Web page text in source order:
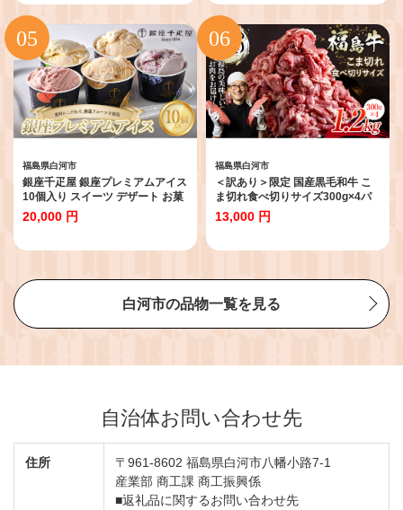
福島県白河市
銀座千疋屋 銀座プレミアムアイス
10個入り スイーツ デザート お菓
子 おかし 詰め合わせ セット 贈答
品 贈り物 ギフト プレゼント ごほ
20,000 円
福島県白河市
＜訳あり＞限定 国産黒毛和牛 こ
ま切れ食べ切りサイズ300g×4パ
ック 合計1.2kg 小間切れ 牛肉 小
分け お肉 F23R-551
13,000 円
白河市の品物一覧を見る
自治体お問い合わせ先
住所
〒961-8602 福島県白河市八幡小路7-1
産業部 商工課 商工振興係
■返礼品に関するお問い合わせ先